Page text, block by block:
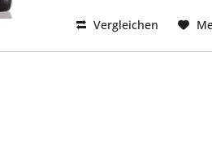
der Duft...
Vergleichen